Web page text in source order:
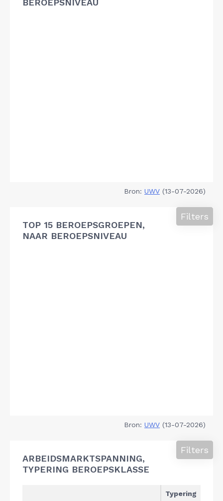
BEROEPSNIVEAU
Bron: UWV (13-07-2026)
TOP 15 BEROEPSGROEPEN,
NAAR BEROEPSNIVEAU
Filters
Bron: UWV (13-07-2026)
ARBEIDSMARKTSPANNING,
TYPERING BEROEPSKLASSE
Filters